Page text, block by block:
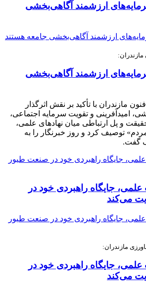
ارزشمند آگاهی‌بخشی
ارزشمند آگاهی‌بخشی
مازندران با تأکید بر نقش اثرگذار
امیدآفرینی و تقویت سرمایه اجتماعی،
و پل ارتباطی میان نهادهای علمی،
توصیف کرد و روز خبرنگار را به
گفت.
علمی، جایگاه راهبردی خود در
می‌کند
مازندران:
علمی، جایگاه راهبردی خود در
می‌کند